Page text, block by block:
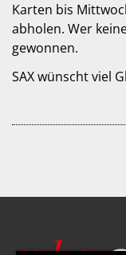
Karten bis
abholen. Wer
gewonnen.
SAX wünscht viel